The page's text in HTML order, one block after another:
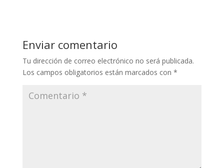
Enviar comentario
Tu dirección de correo electrónico no será publicada.
Los campos obligatorios están marcados con *